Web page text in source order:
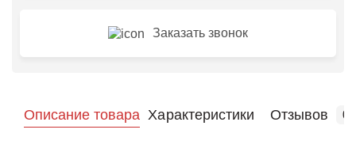
Заказать звонок
Описание товара Характеристики Отзывов 0